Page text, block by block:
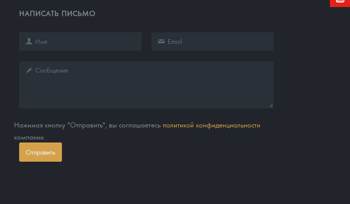
НАПИСАТЬ ПИСЬМО
Нажимая кнопку "Отправить", вы соглашаетесь политикой конфиденциальности
компании.
Отправить